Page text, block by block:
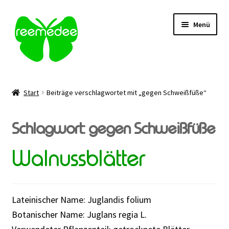
Zur
Navigation
springen
Zum
Inhalt
springen
Menü
Verabreichung
Sale
Kontakt | FAQ
Start Beiträge verschlagwortet mit „gegen Schweißfüße“
Schlagwort: gegen Schweißfüße
Walnussblätter
Lateinischer Name: Juglandis folium
Botanischer Name: Juglans regia L.